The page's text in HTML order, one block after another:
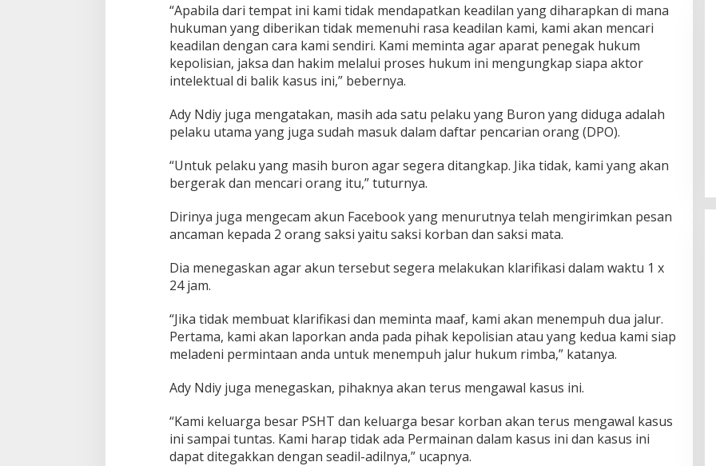
“Apabila dari tempat ini kami tidak mendapatkan keadilan yang diharapkan di mana
hukuman yang diberikan tidak memenuhi rasa keadilan kami, kami akan mencari
keadilan dengan cara kami sendiri. Kami meminta agar aparat penegak hukum
kepolisian, jaksa dan hakim melalui proses hukum ini mengungkap siapa aktor
intelektual di balik kasus ini,” bebernya.
Ady Ndiy juga mengatakan, masih ada satu pelaku yang Buron yang diduga adalah
pelaku utama yang juga sudah masuk dalam daftar pencarian orang (DPO).
“Untuk pelaku yang masih buron agar segera ditangkap. Jika tidak, kami yang akan
bergerak dan mencari orang itu,” tuturnya.
Dirinya juga mengecam akun Facebook yang menurutnya telah mengirimkan pesan
ancaman kepada 2 orang saksi yaitu saksi korban dan saksi mata.
Dia menegaskan agar akun tersebut segera melakukan klarifikasi dalam waktu 1 x
24 jam.
“Jika tidak membuat klarifikasi dan meminta maaf, kami akan menempuh dua jalur.
Pertama, kami akan laporkan anda pada pihak kepolisian atau yang kedua kami siap
meladeni permintaan anda untuk menempuh jalur hukum rimba,” katanya.
Ady Ndiy juga menegaskan, pihaknya akan terus mengawal kasus ini.
“Kami keluarga besar PSHT dan keluarga besar korban akan terus mengawal kasus
ini sampai tuntas. Kami harap tidak ada Permainan dalam kasus ini dan kasus ini
dapat ditegakkan dengan seadil-adilnya,” ucapnya.
Januari 2025